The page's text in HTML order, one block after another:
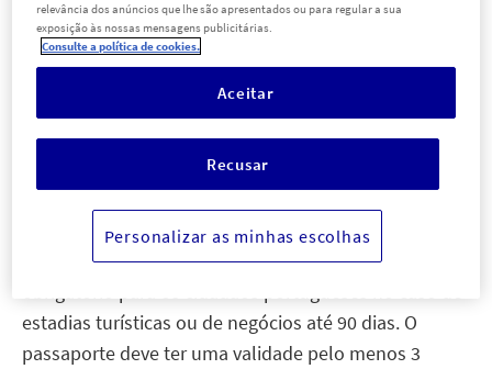
apoio consular, em situações de emergência, aos
cidadãos nacionais que se encontrem no estrangeiro,
O visto é obrigatório para entrar na Ucrânia?
A Ucrânia não é Estado-Membro da União Europeia
nem do Espaço Schengen. No entanto, o visto não é
estadias turísticas ou de negócios até 90 dias. O
passaporte deve ter uma validade pelo menos 3
relevância dos anúncios que lhe são apresentados ou para regular a sua
exposição às nossas mensagens publicitárias.
Consulte a política de cookies.
Personalizar as minhas escolhas
Recusar
Aceitar